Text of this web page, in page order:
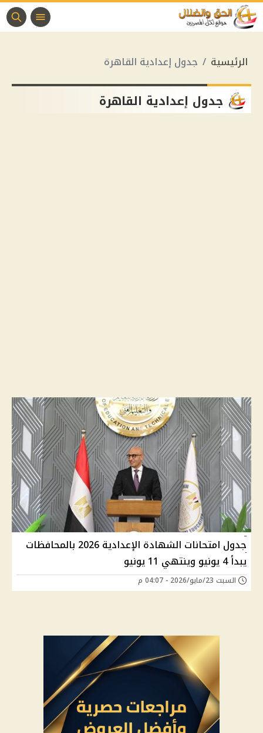
الرئيسية جدول إعدادية القاهرة
جدول إعدادية القاهرة
جدول امتحانات الشهادة الإعدادية 2026 بالمحافظات
يبدأ 4 يونيو وينتهي 11 يونيو
السبت 23/مايو/2026 - 04:07 م